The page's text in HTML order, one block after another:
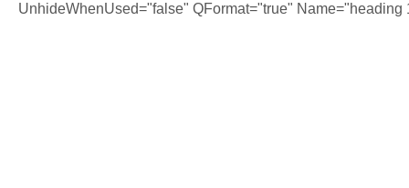
UnhideWhenUsed="false" QFormat="true" Name="heading